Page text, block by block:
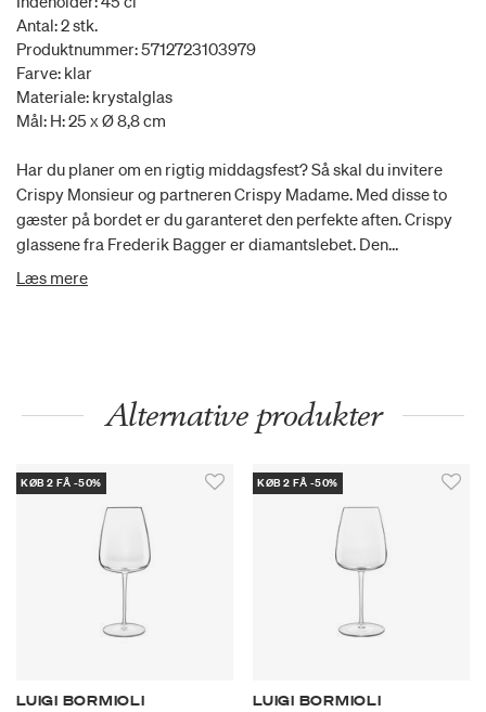
Antal: 2 stk.
Produktnummer: 5712723103979
Farve: klar
Materiale: krystalglas
Mål: H: 25 x Ø 8,8 cm
Har du planer om en rigtig middagsfest? Så skal du invitere
Crispy Monsieur og partneren Crispy Madame. Med disse to
gæster på bordet er du garanteret den perfekte aften. Crispy
glassene fra Frederik Bagger er diamantslebet. Den
bæredygtige glasmasse bidrager til en unik klarhed og
Læs mere
Alternative produkter
KØB 2 FÅ -50%
LUIGI BORMIOLI
KØB 2 FÅ -50%
LUIGI BORMIOLI